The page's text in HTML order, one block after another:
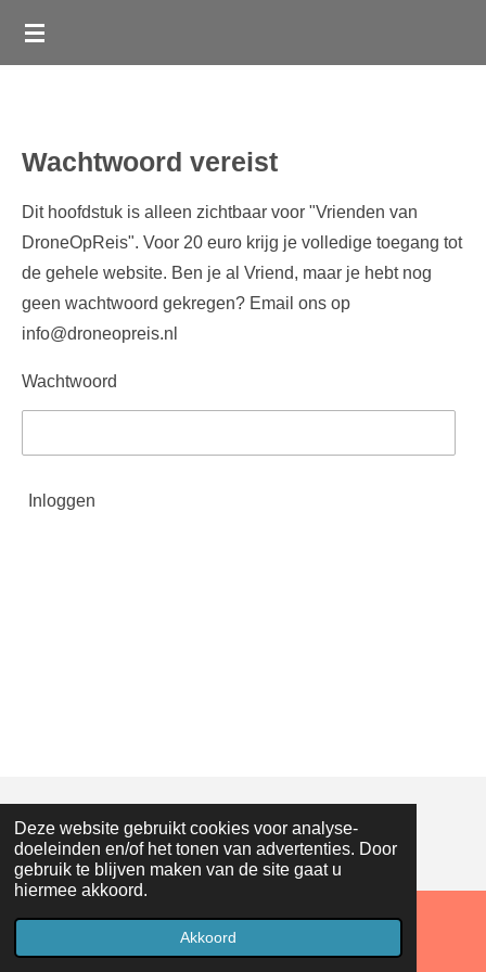
Deze website gebruikt cookies voor analyse-
doeleinden en/of het tonen van advertenties. Door
gebruik te blijven maken van de site gaat u
hiermee akkoord.
Akkoord
Ga
Wachtwoord vereist
Dit hoofdstuk is alleen zichtbaar voor "Vrienden van
DroneOpReis". Voor 20 euro krijg je volledige toegang tot
de gehele website. Ben je al Vriend, maar je hebt nog
geen wachtwoord gekregen? Email ons op
info@droneopreis.nl
Wachtwoord
Inloggen
© 2018 - 2026 Droneopreis
Facebook